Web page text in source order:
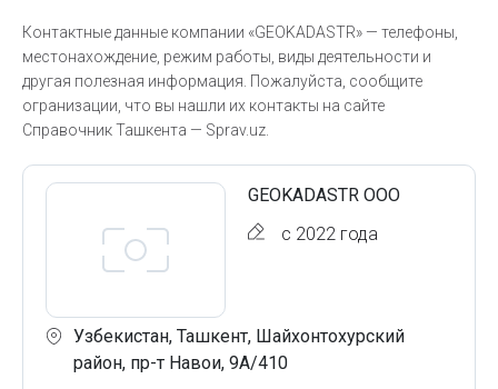
Контактные данные компании «GEOKADASTR» — телефоны,
местонахождение, режим работы, виды деятельности и
другая полезная информация. Пожалуйста, сообщите
огранизации, что вы нашли их контакты на сайте
Справочник Ташкента — Sprav.uz.
GEOKADASTR ООО
с 2022 года
Узбекистан, Ташкент, Шайхонтохурский
район, пр-т Навои, 9А/410